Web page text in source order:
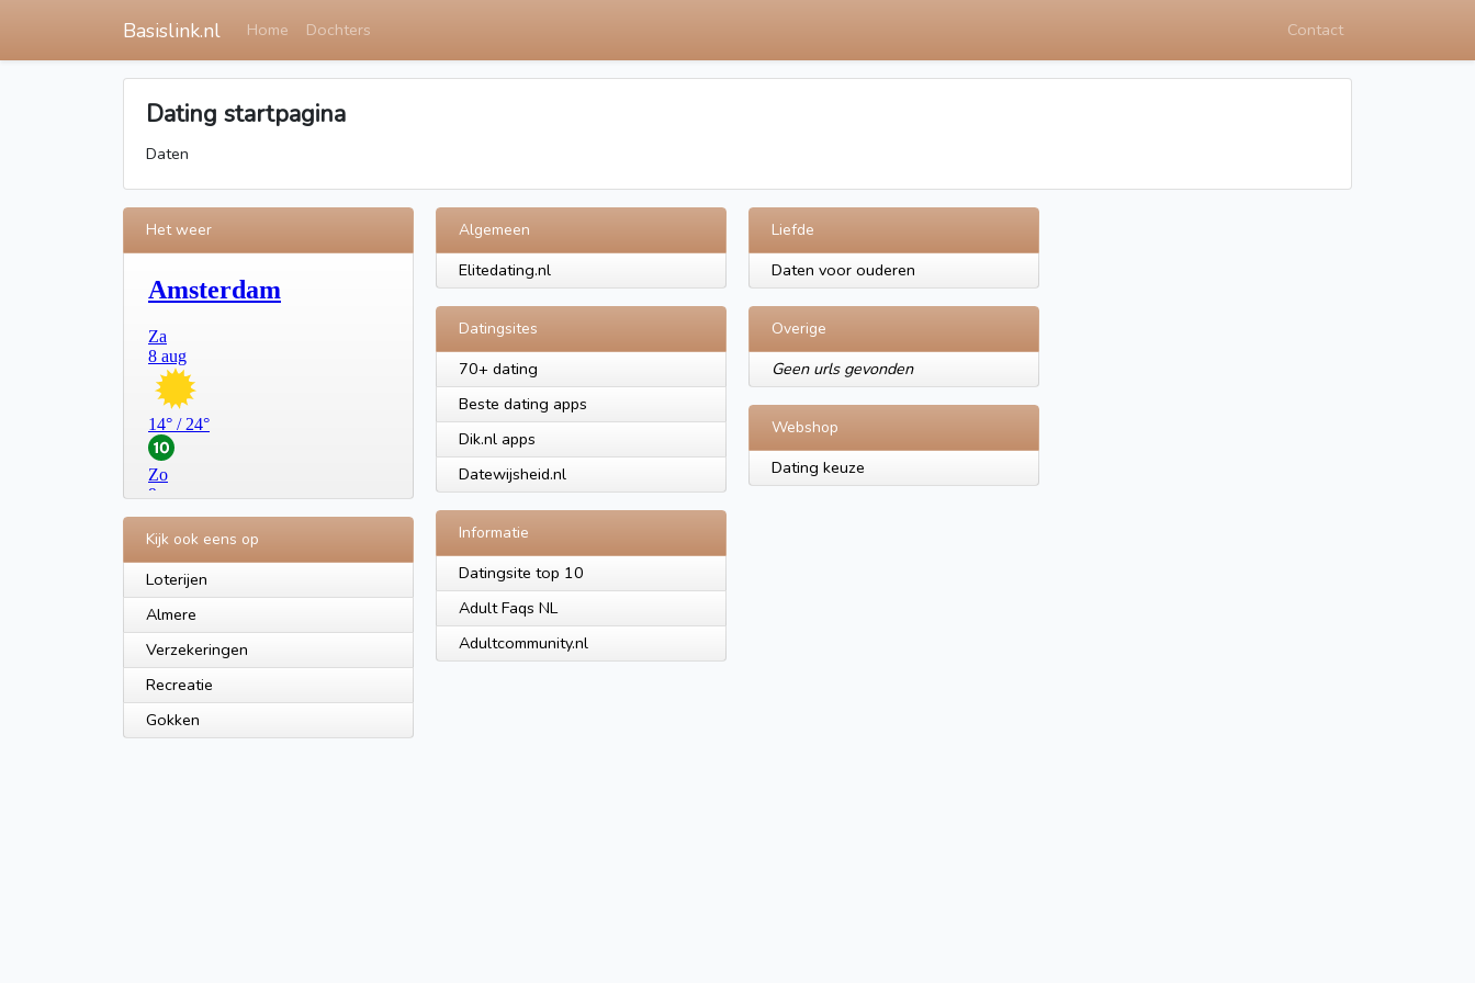
Basislink.nl Home Dochters Contact
Dating startpagina
Daten
Het weer
Kijk ook eens op
Loterijen
Almere
Verzekeringen
Recreatie
Gokken
Algemeen
Elitedating.nl
Datingsites
70+ dating
Beste dating apps
Dik.nl apps
Datewijsheid.nl
Informatie
Datingsite top 10
Adult Faqs NL
Adultcommunity.nl
Liefde
Daten voor ouderen
Overige
Geen urls gevonden
Webshop
Dating keuze